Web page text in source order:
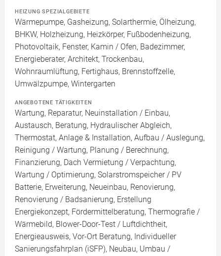
HEIZUNG SPEZIALGEBIETE
Wärmepumpe, Gasheizung, Solarthermie, Ölheizung,
BHKW, Holzheizung, Heizkörper, Fußbodenheizung,
Photovoltaik, Fenster, Kamin / Ofen, Badezimmer,
Energieberater, Architekt, Trockenbau,
Wohnraumlüftung, Fertighaus, Brennstoffzelle,
Umwälzpumpe, Wintergarten
ANGEBOTENE TÄTIGKEITEN
Wartung, Reparatur, Neuinstallation / Einbau,
Austausch, Beratung, Hydraulischer Abgleich,
Thermostat, Anlage & Installation, Aufbau / Auslegung,
Reinigung / Wartung, Planung / Berechnung,
Finanzierung, Dach Vermietung / Verpachtung,
Wartung / Optimierung, Solarstromspeicher / PV
Batterie, Erweiterung, Neueinbau, Renovierung,
Renovierung / Badsanierung, Erstellung
Energiekonzept, Fördermittelberatung, Thermografie /
Wärmebild, Blower-Door-Test / Luftdichtheit,
Energieausweis, Vor-Ort Beratung, Individueller
Sanierungsfahrplan (iSFP), Neubau, Umbau /